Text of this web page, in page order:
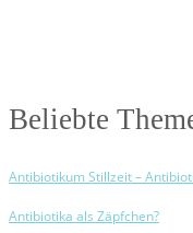
Beliebte
Antibiotikum Stillzeit –
Antibiotika als Zäpfchen?